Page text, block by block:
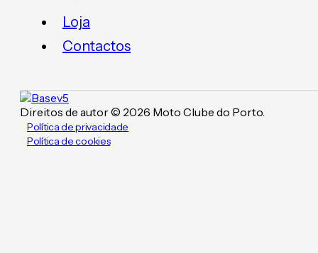
Loja
Contactos
Direitos de autor © 2026 Moto Clube do Porto.
Política de privacidade
Política de cookies